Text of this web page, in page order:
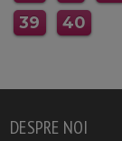
39
40
DESPRE NOI